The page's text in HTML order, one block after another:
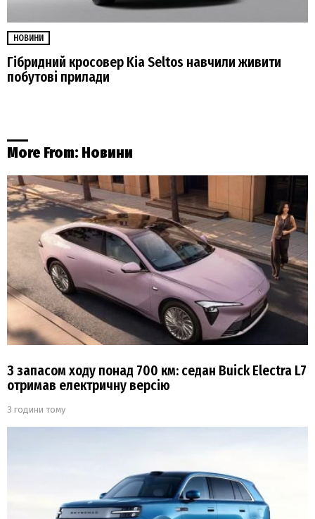
НОВИНИ
Гібридний кросовер Kia Seltos навчили живити
побутові прилади
More From: Новини
З запасом ходу понад 700 км: седан Buick Electra L7
отримав електричну версію
3 години тому